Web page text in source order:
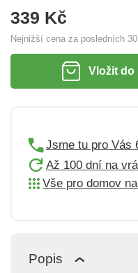
339 Kč
Nejnižší cena za posledních
Vložit do
Jsme tu pro Vás
Až 100 dní na
Vše pro domov
Popis